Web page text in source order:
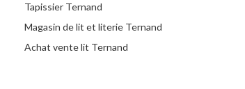
Tapissier Ternand
Magasin de lit et literie Ternand
Achat vente lit Ternand